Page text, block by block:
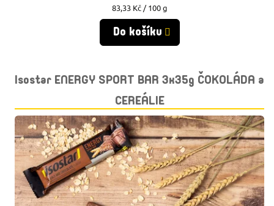
Měrná
cena:
83,33 Kč / 100 g
Do košíku
Isostar ENERGY SPORT BAR 3x35g ČOKOLÁDA a
CEREÁLIE